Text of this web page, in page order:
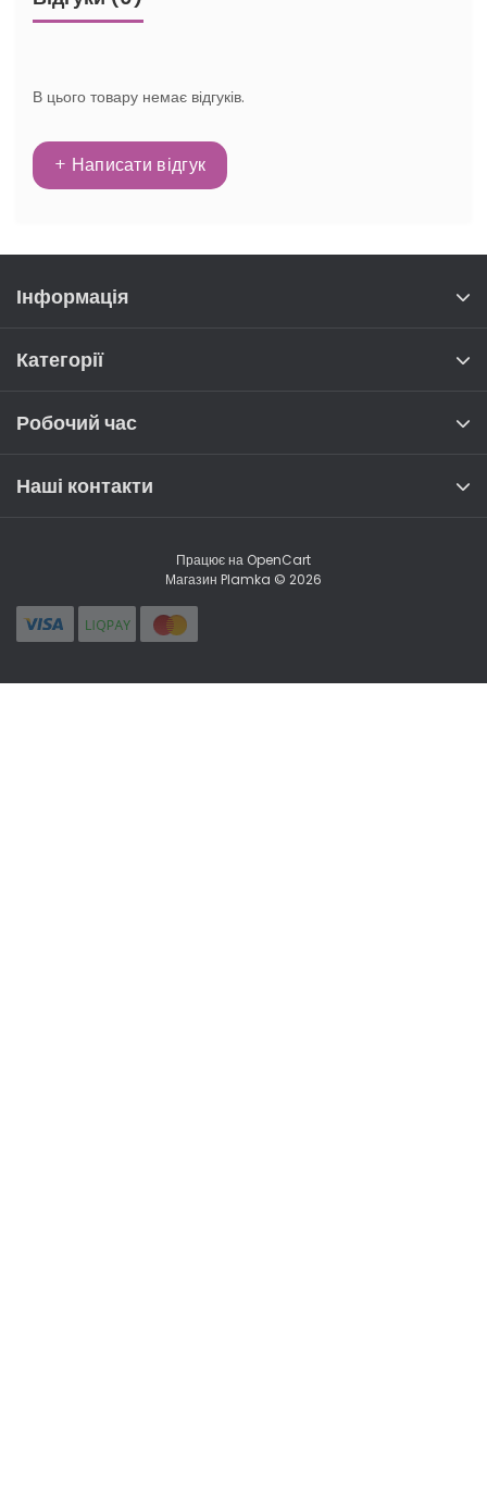
В цього товару немає відгуків.
+ Написати відгук
Інформація
Категорії
Робочий час
Наші контакти
Працює на OpenCart
Магазин Plamka © 2026